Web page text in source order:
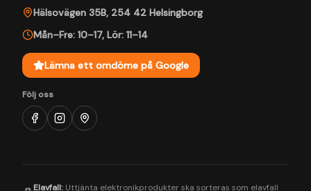
Hälsovägen 35B, 254 42 Helsingborg
Mån–Fre: 10–17, Lör: 11–14
Lämna ett omdöme på Google
Följ oss
Elavfall: Uttjänta elektronikprodukter ska sorteras som elavfall